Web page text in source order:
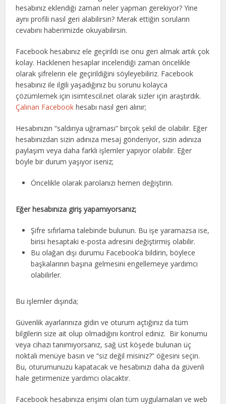
hesabınız eklendiği zaman neler yapman gerekiyor? Yine
aynı profili nasıl geri alabilirsin? Merak ettiğin soruların
cevabını haberimizde okuyabilirsin.
Facebook hesabınız ele geçirildi ise onu geri almak artık çok
kolay. Hacklenen hesaplar incelendiği zaman öncelikle
olarak şifrelerin ele geçirildiğini söyleyebiliriz. Facebook
hesabınız ile ilgili yaşadığınız bu sorunu kolayca
çözümlemek için isimtescil.net olarak sizler için araştırdık.
Çalınan Facebook hesabı nasıl geri alınır;
Hesabınızın “saldırıya uğraması” birçok şekil de olabilir. Eğer
hesabınızdan sizin adınıza mesaj gönderiyor, sizin adınıza
paylaşım veya daha farklı işlemler yapıyor olabilir. Eğer
böyle bir durum yaşıyor iseniz;
Öncelikle olarak parolanızı hemen değiştirin.
Eğer hesabınıza giriş yapamıyorsanız;
Şifre sıfırlama talebinde bulunun. Bu işe yaramazsa ise,
birisi hesaptaki e-posta adresini değiştirmiş olabilir.
Bu olağan dışı durumu Facebook’a bildirin, böylece
başkalarının başına gelmesini engellemeye yardımcı
olabilirler.
Bu işlemler dışında;
Güvenlik ayarlarınıza gidin ve oturum açtığınız da tüm
bilgilerin size ait olup olmadığını kontrol ediniz. Bir konumu
veya cihazı tanımıyorsanız, sağ üst köşede bulunan üç
noktalı menüye basın ve “siz değil misiniz?” öğesini seçin.
Bu, oturumunuzu kapatacak ve hesabınızı daha da güvenli
hale getirmenize yardımcı olacaktır.
Facebook hesabınıza erişimi olan tüm uygulamaları ve web